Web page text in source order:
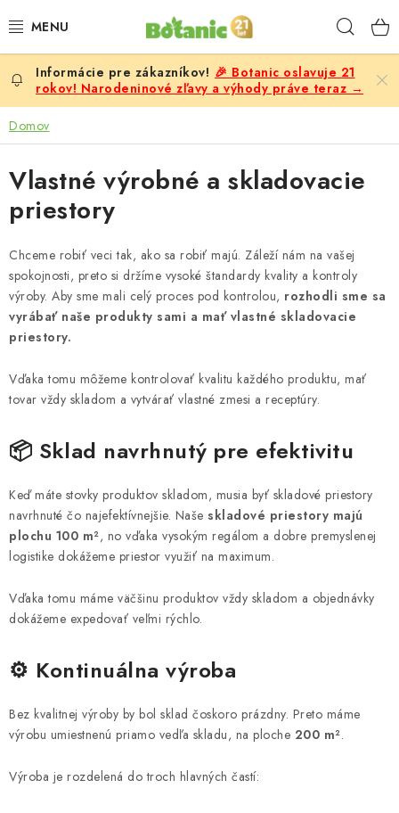
na
PREMIUM
DOPLNKY STRAVY
CIELE
POTRAVINY A NÁPOJE
ZĽAVY, AKCIE
ZLOŽKY
MUŽI
OSTATNÉ
DOVOLENKA
Doprava a platba Recenzie
Vernostný program
🎉 Botanic oslavuje 21
rokov! Narodeninové zľavy a výhody práve teraz →
Domov
Vlastné výrobné a skladovacie
priestory
Chceme robiť veci tak, ako sa robiť majú. Záleží nám na vašej
spokojnosti, preto si držíme vysoké štandardy kvality a kontroly
výroby. Aby sme mali celý proces pod kontrolou, rozhodli sme sa
vyrábať naše produkty sami a mať vlastné skladovacie
priestory.
Vďaka tomu môžeme kontrolovať kvalitu každého produktu, mať
tovar vždy skladom a vytvárať vlastné zmesi a receptúry.
📦 Sklad navrhnutý pre efektivitu
Keď máte stovky produktov skladom, musia byť skladové priestory
navrhnuté čo najefektívnejšie. Naše skladové priestory majú
plochu 100 m², no vďaka vysokým regálom a dobre premyslenej
logistike dokážeme priestor využiť na maximum.
Vďaka tomu máme väčšinu produktov vždy skladom a objednávky
dokážeme expedovať veľmi rýchlo.
⚙️ Kontinuálna výroba
Bez kvalitnej výroby by bol sklad čoskoro prázdny. Preto máme
výrobu umiestnenú priamo vedľa skladu, na ploche 200 m².
Výroba je rozdelená do troch hlavných častí: